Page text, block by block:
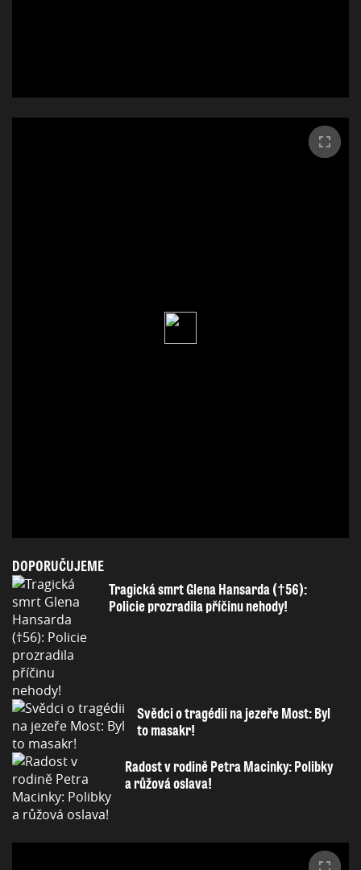
DOPORUČUJEME
Tragická smrt Glena Hansarda (†56):
Policie prozradila příčinu nehody!
Svědci o tragédii na jezeře Most: Byl
to masakr!
Radost v rodině Petra Macinky: Polibky
a růžová oslava!